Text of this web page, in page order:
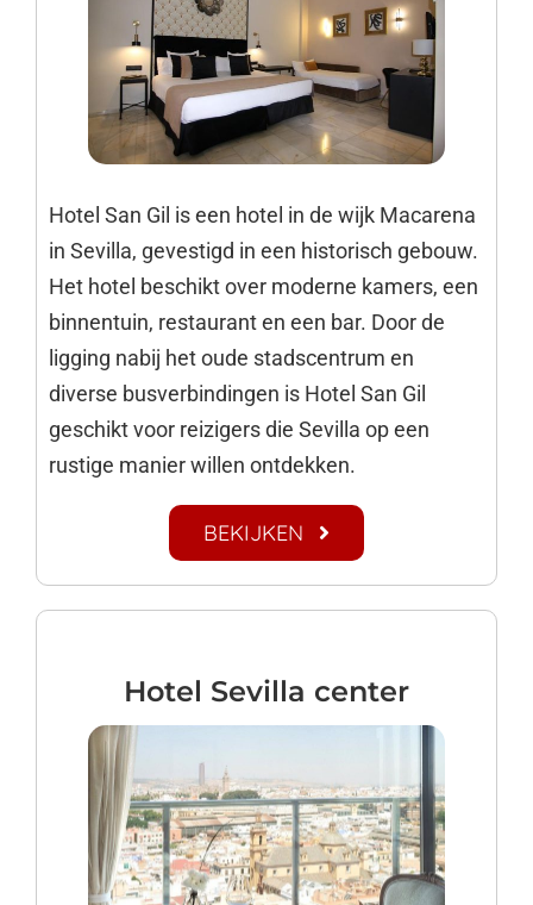
Hotel San Gil is een hotel in de wijk Macarena
in Sevilla, gevestigd in een historisch gebouw.
Het hotel beschikt over moderne kamers, een
binnentuin, restaurant en een bar. Door de
ligging nabij het oude stadscentrum en
diverse busverbindingen is Hotel San Gil
geschikt voor reizigers die Sevilla op een
rustige manier willen ontdekken.
BEKIJKEN
Hotel Sevilla center